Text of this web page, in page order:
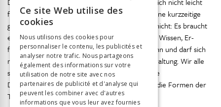
fassbares Thema ist weitgehend aufgegangen. Eine kurzzeitige
gesteigerte Aufmerksamkeit alleine reicht aber nicht: Es braucht
eine kontinuierliche Diskussion, den Aufbau von Wissen, Er-
fahrungsaustausch, kritische Reflexion. Dabei kann und darf sich
niemand ausneh-men, auch nicht die Kulturverwaltung. Wir alle
sind Lernende. Niemand von uns hat die alleinige
Definitionsmacht, weder über Kunst noch über die Formen der
Teilhabe.
ITALIAN
Ce site Web utilise des
cookies
Nous utilisons des cookies pour
personnaliser le contenu, les publicités et
analyser notre trafic. Nous partageons
également des informations sur votre
utilisation de notre site avec nos
partenaires de publicité et d'analyse qui
peuvent les combiner avec d'autres
informations que vous leur avez fournies